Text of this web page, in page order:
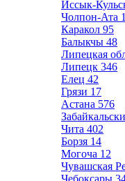
Иссык-
Чолпон-Ата
Каракол 95
Балыкчы 48
Липецкая
Липецк 346
Елец 42
Грязи 17
Астана 576
Чита 402
Борзя 14
Могоча 12
Чувашская
Чебоксары